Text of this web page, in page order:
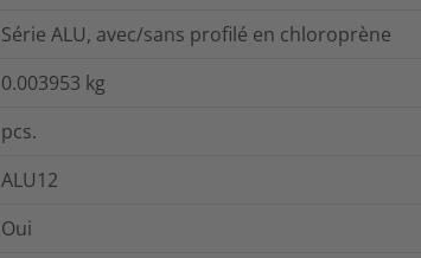
Série ALU, avec/sans profilé en chloroprène
0.003953 kg
pcs.
ALU12
Oui